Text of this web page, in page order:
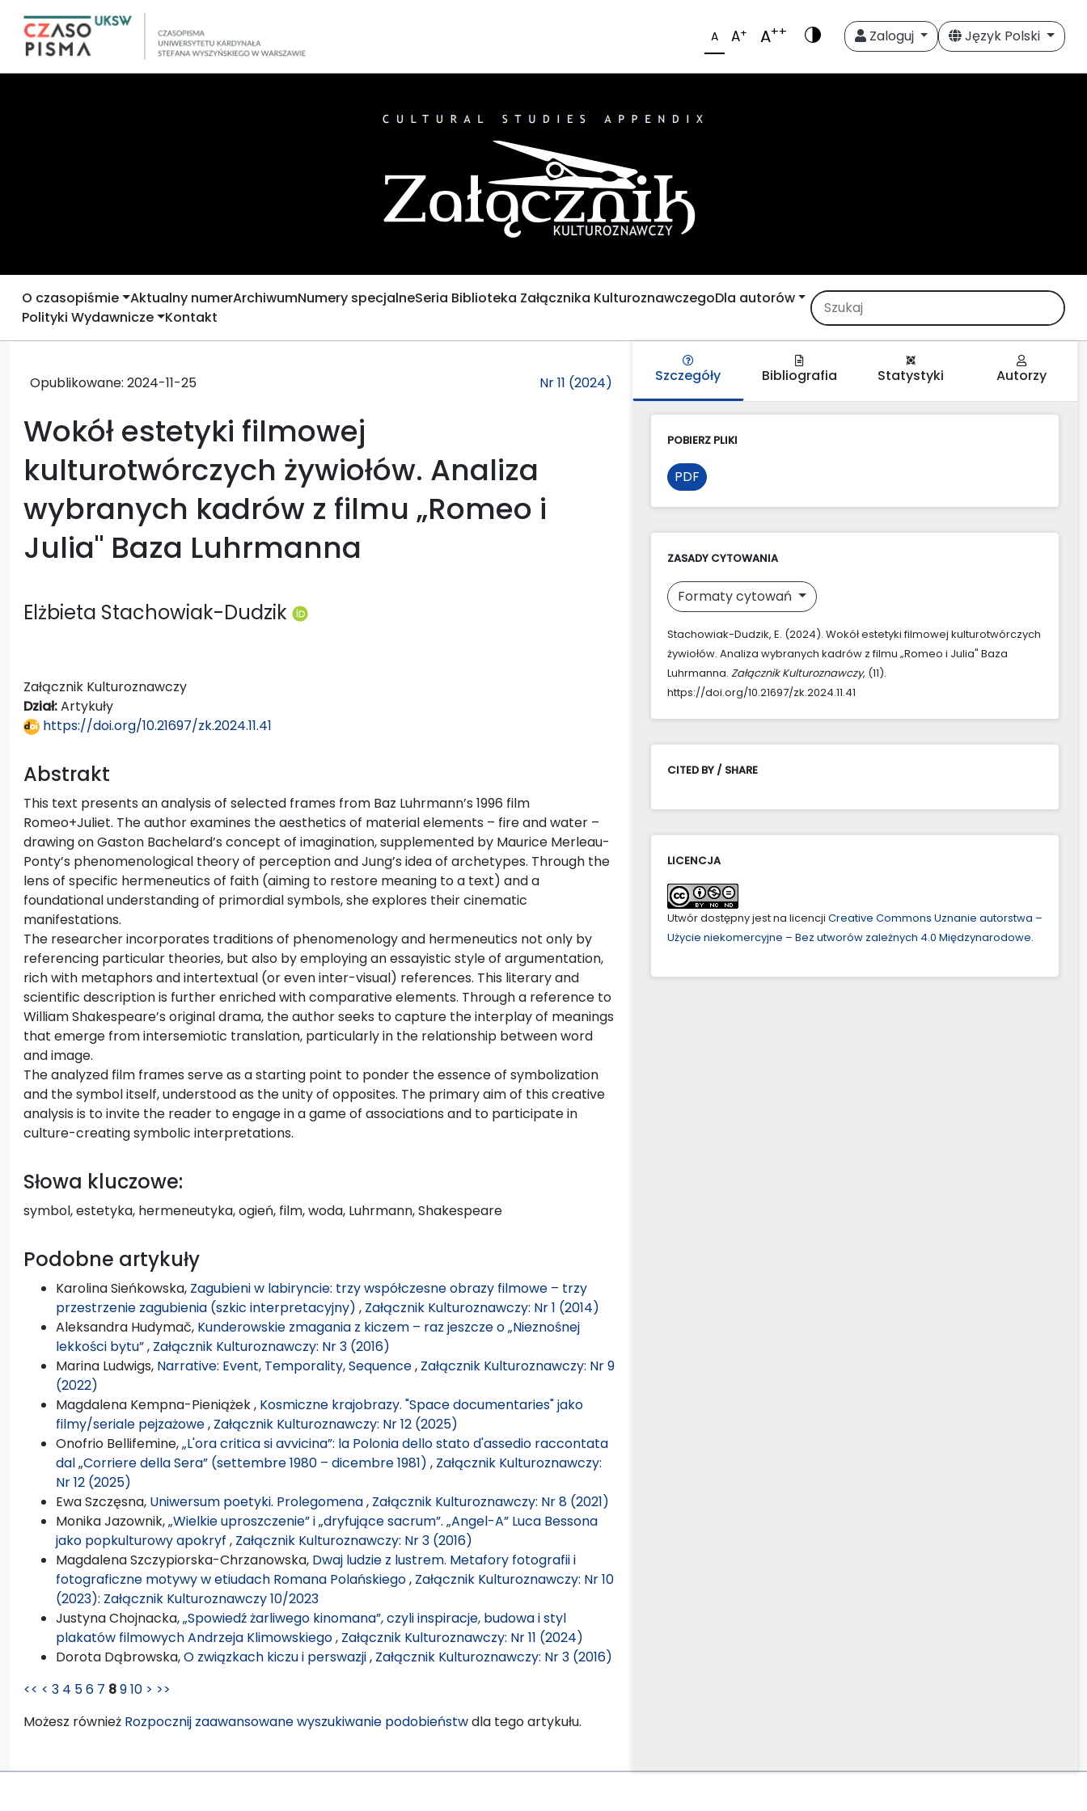
A A+ A++ Zaloguj Język Polski
O czasopiśmie Aktualny numerArchiwumNumery specjalneSeria Biblioteka Załącznika KulturoznawczegoDla autorów
Polityki Wydawnicze Kontakt
Opublikowane: 2024-11-25 Nr 11 (2024)
Wokół estetyki filmowej
kulturotwórczych żywiołów. Analiza
wybranych kadrów z filmu „Romeo i
Julia" Baza Luhrmanna
Elżbieta Stachowiak-Dudzik
Załącznik Kulturoznawczy
Dział:Artykuły
https://doi.org/10.21697/zk.2024.11.41
Abstrakt
This text presents an analysis of selected frames from Baz Luhrmann’s 1996 film
Romeo+Juliet. The author examines the aesthetics of material elements – fire and water –
drawing on Gaston Bachelard’s concept of imagination, supplemented by Maurice Merleau-
Ponty’s phenomenological theory of perception and Jung’s idea of archetypes. Through the
lens of specific hermeneutics of faith (aiming to restore meaning to a text) and a
foundational understanding of primordial symbols, she explores their cinematic
manifestations.
The researcher incorporates traditions of phenomenology and hermeneutics not only by
referencing particular theories, but also by employing an essayistic style of argumentation,
rich with metaphors and intertextual (or even inter-visual) references. This literary and
scientific description is further enriched with comparative elements. Through a reference to
William Shakespeare’s original drama, the author seeks to capture the interplay of meanings
that emerge from intersemiotic translation, particularly in the relationship between word
and image.
The analyzed film frames serve as a starting point to ponder the essence of symbolization
and the symbol itself, understood as the unity of opposites. The primary aim of this creative
analysis is to invite the reader to engage in a game of associations and to participate in
culture-creating symbolic interpretations.
Słowa kluczowe:
symbol, estetyka, hermeneutyka, ogień, film, woda, Luhrmann, Shakespeare
Podobne artykuły
Karolina Sieńkowska, Zagubieni w labiryncie: trzy współczesne obrazy filmowe – trzy
przestrzenie zagubienia (szkic interpretacyjny) , Załącznik Kulturoznawczy: Nr 1 (2014)
Aleksandra Hudymač, Kunderowskie zmagania z kiczem – raz jeszcze o „Nieznośnej
lekkości bytu”, Załącznik Kulturoznawczy: Nr 3 (2016)
Marina Ludwigs, Narrative: Event, Temporality, Sequence, Załącznik Kulturoznawczy: Nr 9
(2022)
Magdalena Kempna-Pieniążek , Kosmiczne krajobrazy. "Space documentaries" jako
filmy/seriale pejzażowe, Załącznik Kulturoznawczy: Nr 12 (2025)
Onofrio Bellifemine,„L'ora critica si avvicina”: la Polonia dello stato d'assedio raccontata
dal „Corriere della Sera” (settembre 1980 – dicembre 1981) , Załącznik Kulturoznawczy:
Nr 12 (2025)
Ewa Szczęsna, Uniwersum poetyki. Prolegomena, Załącznik Kulturoznawczy: Nr 8 (2021)
Monika Jazownik,„Wielkie uproszczenie” i „dryfujące sacrum”. „Angel-A” Luca Bessona
jako popkulturowy apokryf , Załącznik Kulturoznawczy: Nr 3 (2016)
Magdalena Szczypiorska-Chrzanowska, Dwaj ludzie z lustrem. Metafory fotografii i
fotograficzne motywy w etiudach Romana Polańskiego, Załącznik Kulturoznawczy: Nr 10
(2023): Załącznik Kulturoznawczy 10/2023
Justyna Chojnacka,„Spowiedź żarliwego kinomana”, czyli inspiracje, budowa i styl
plakatów filmowych Andrzeja Klimowskiego, Załącznik Kulturoznawczy: Nr 11 (2024)
Dorota Dąbrowska,O związkach kiczu i perswazji, Załącznik Kulturoznawczy: Nr 3 (2016)
<< < 3 4 56 7 8910 > >>
Możesz również Rozpocznij zaawansowane wyszukiwanie podobieństwdla tego artykułu.
Szczegóły Bibliografia Statystyki Autorzy
POBIERZ PLIKI
PDF
ZASADY CYTOWANIA
Formaty cytowań
Stachowiak-Dudzik, E. (2024). Wokół estetyki filmowej kulturotwórczych
żywiołów. Analiza wybranych kadrów z filmu „Romeo i Julia" Baza
Luhrmanna. Załącznik Kulturoznawczy, (11).
https://doi.org/10.21697/zk.2024.11.41
CITED BY / SHARE
LICENCJA
Utwór dostępny jest na licencji Creative Commons Uznanie autorstwa –
Użycie niekomercyjne – Bez utworów zależnych 4.0 Międzynarodowe.